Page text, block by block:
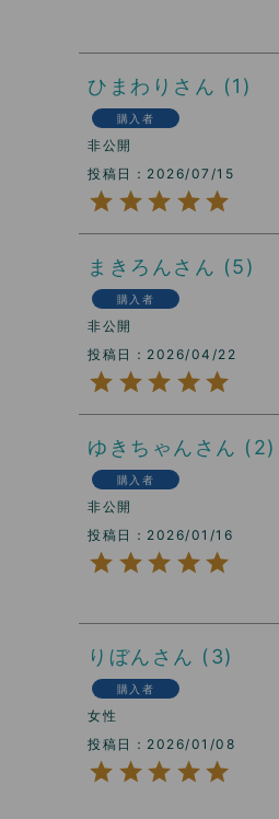
ひまわり 1
購入者
非公開
投稿日
2026/07/15
まきろん 5
購入者
非公開
投稿日
2026/04/22
ゆきちゃん 2
購入者
非公開
投稿日
2026/01/16
りぼん 3
購入者
女性
投稿日
2026/01/08